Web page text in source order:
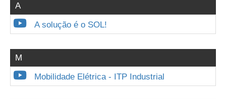
A
A solução é o SOL!
M
Mobilidade Elétrica - ITP Industrial